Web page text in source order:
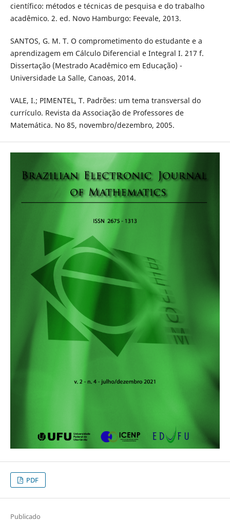
científico: métodos e técnicas de pesquisa e do trabalho
acadêmico. 2. ed. Novo Hamburgo: Feevale, 2013.
SANTOS, G. M. T. O comprometimento do estudante e a
aprendizagem em Cálculo Diferencial e Integral I. 217 f.
Dissertação (Mestrado Acadêmico em Educação) -
Universidade La Salle, Canoas, 2014.
VALE, I.; PIMENTEL, T. Padrões: um tema transversal do
currículo. Revista da Associação de Professores de
Matemática. No 85, novembro/dezembro, 2005.
PDF
Publicado